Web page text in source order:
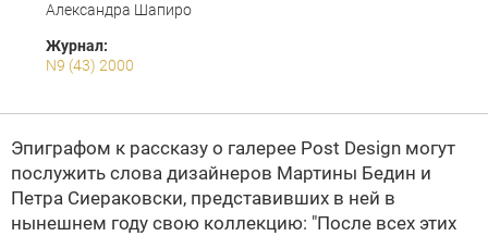
Александра Шапиро
Журнал:
N9 (43) 2000
Эпиграфом к рассказу о галерее Post Design могут
послужить слова дизайнеров Мартины Бедин и
Петра Сиераковски, представивших в ней в
нынешнем году свою коллекцию: "После всех этих